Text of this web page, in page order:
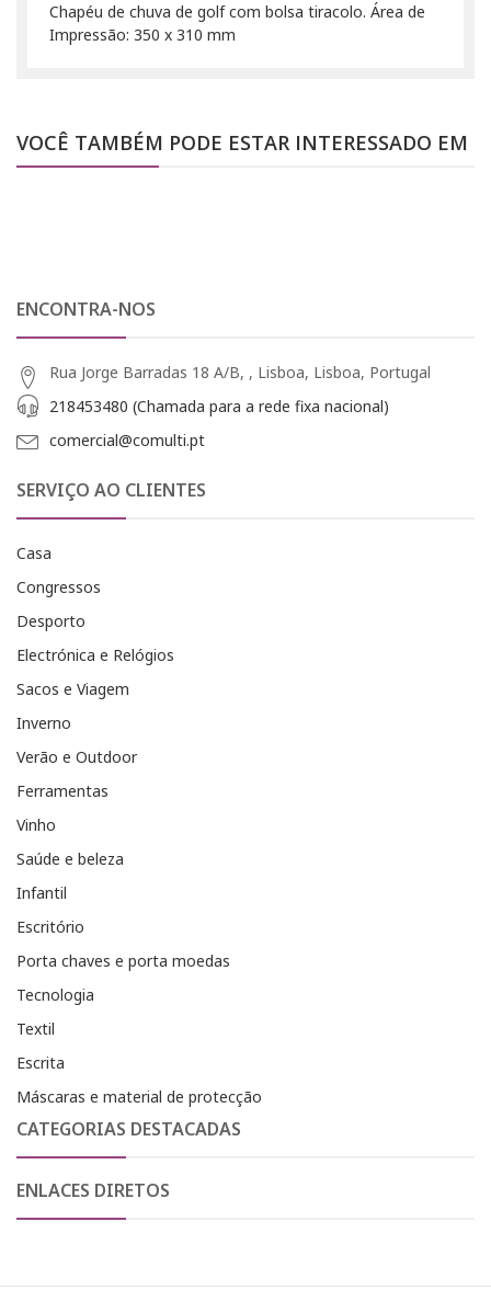
Chapéu de chuva de golf com bolsa tiracolo. Área de
Impressão: 350 x 310 mm
VOCÊ TAMBÉM PODE ESTAR INTERESSADO EM
ENCONTRA-NOS
Rua Jorge Barradas 18 A/B, , Lisboa, Lisboa, Portugal
218453480 (Chamada para a rede fixa nacional)
comercial@comulti.pt
SERVIÇO AO CLIENTES
Casa
Congressos
Desporto
Electrónica e Relógios
Sacos e Viagem
Inverno
Verão e Outdoor
Ferramentas
Vinho
Saúde e beleza
Infantil
Escritório
Porta chaves e porta moedas
Tecnologia
Textil
Escrita
Máscaras e material de protecção
CATEGORIAS DESTACADAS
ENLACES DIRETOS